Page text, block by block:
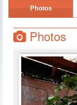
Photos
Photos